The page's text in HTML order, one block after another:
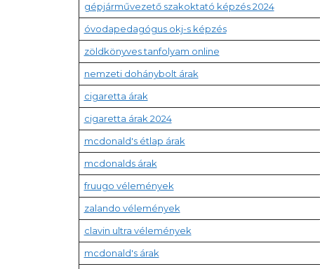
gépjárművezető szakoktató képzés 2024
óvodapedagógus okj-s képzés
zöldkönyves tanfolyam online
nemzeti dohánybolt árak
cigaretta árak
cigaretta árak 2024
mcdonald's étlap árak
mcdonalds árak
fruugo vélemények
zalando vélemények
clavin ultra vélemények
mcdonald's árak